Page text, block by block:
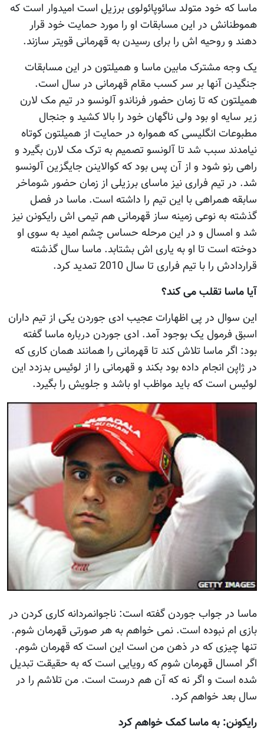
ماسا که خود متولد سائوپائولوی برزیل است امیدوار است که
هموطنانش در این مسابقات او را مورد حمایت خود قرار
دهند و روحیه اش را برای رسیدن به قهرمانی قویتر سازند.
یک وجه مشترک مابین ماسا و همیلتون در این مسابقات
جنگیدن آنها بر سر کسب مقام قهرمانی در سال است.
همیلتون که تا زمان حضور فرناندو آلونسو در تیم مک لارن
زیر سایه او بود ولی ناگهان خود را بالا کشید و جنجال
مطبوعات انگلیسی که همواره در حمایت از همیلتون کوتاه
نیامدند سبب شد تا آلونسو تصمیم به ترک مک لارن بگیرد و
راهی رنو شود و از آن پس بود که کوالاینن جایگزین آلونسو
شد. در تیم فراری نیز ماسای برزیلی از زمان حضور شوماخر
سابقه همراهی با این تیم را داشته است. ماسا در فصل
گذشته به نوعی زمینه ساز قهرمانی هم تیمی اش رایکونن نیز
شد و امسال و در این مرحله حساس چشم امید به سوی او
دوخته است تا او به یاری اش بشتابد. ماسا سال گذشته
قراردادش را با تیم فراری تا سال 2010 تمدید کرد.
آیا ماسا تقلب می کند؟
این سوال در پی اظهارات عجیب ادی جوردن یکی از تیم داران
اسبق فرمول یک بوجود آمد. ادی جوردن درباره ماسا گفته
بود: اگر ماسا تلاش کند تا قهرمانی را همانند همان کاری که
در ژاپن انجام داده بود بکند و قهرمانی را از لوئیس بدزدد این
لوئیس است که باید مواظب او باشد و جلویش را بگیرد.
ماسا در جواب جوردن گفته است: ناجوانمردانه کاری کردن در
بازی ام نبوده است. نمی خواهم به هر صورتی قهرمان شوم.
تنها چیزی که در ذهن من است این است که قهرمان شوم.
اگر امسال قهرمان شوم که رویایی است که به حقیقت تبدیل
شده است و اگر نه که آن هم درست است. من تلاشم را در
سال بعد خواهم کرد.
رایکونن: به ماسا کمک خواهم کرد